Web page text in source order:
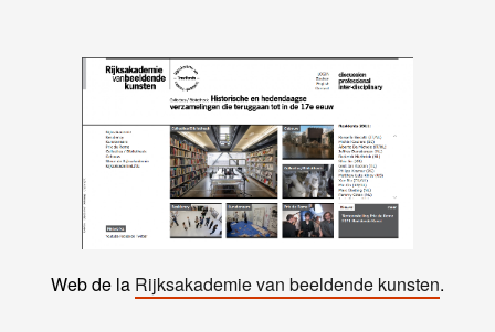
Web de la Rijksakademie van beeldende kunsten.